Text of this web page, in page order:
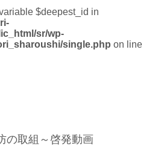
$deepest_id in
sr/wp-
single.php on line
の取組～啓発動画